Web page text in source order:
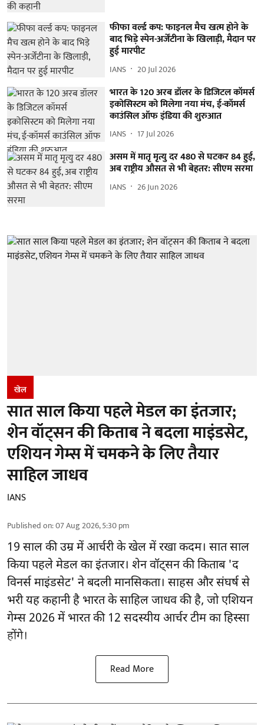
फीफा वर्ल्ड कप: फाइनल मैच खत्म होने के
बाद भिड़े स्पेन-अर्जेंटीना के खिलाड़ी, मैदान पर
हुई मारपीट
IANS 20 Jul 2026
भारत के 120 अरब डॉलर के डिजिटल कॉमर्स
इकोसिस्टम को मिलेगा नया मंच, ई-कॉमर्स
काउंसिल ऑफ इंडिया की शुरुआत
IANS 17 Jul 2026
असम में मातृ मृत्यु दर 480 से घटकर 84 हुई,
अब राष्ट्रीय औसत से भी बेहतर: सीएम सरमा
IANS 26 Jun 2026
खेल
सात साल किया पहले मेडल का इंतजार;
शेन वॉट्सन की किताब ने बदला माइंडसेट,
एशियन गेम्स में चमकने के लिए तैयार
साहिल जाधव
IANS
Published on:07 Aug 2026, 5:30 pm
19 साल की उम्र में आर्चरी के खेल में रखा कदम। सात साल
किया पहले मेडल का इंतजार। शेन वॉट्सन की किताब 'द
विनर्स माइंडसेट' ने बदली मानसिकता। साहस और संघर्ष से
भरी यह कहानी है भारत के साहिल जाधव की है, जो एशियन
गेम्स 2026 में भारत की 12 सदस्यीय आर्चर टीम का हिस्सा
होंगे।
Read More